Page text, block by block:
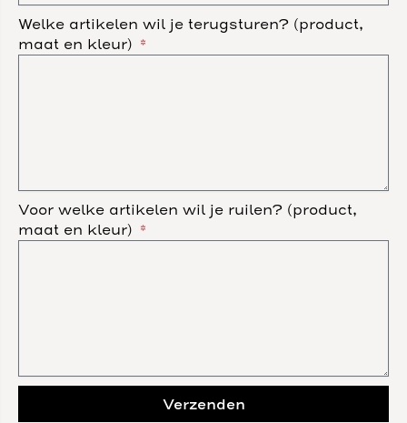
Welke artikelen wil je terugsturen? (product,
maat en kleur)
Voor welke artikelen wil je ruilen? (product,
maat en kleur)
Verzenden